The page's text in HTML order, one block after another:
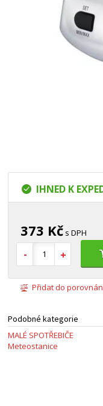
IHNED K
373 Kč s DPH
Přidat do
Podobné kategorie
MALÉ SPOTŘEBIČE
Meteostanice